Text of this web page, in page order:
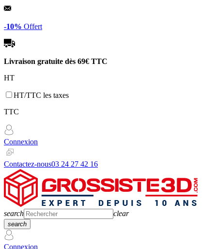
Panneau de gestion des cookies
-10% Offert
Livraison gratuite dès 69€ TTC
HT
HT/TTC les taxes
TTC
Connexion
Contactez-nous03 24 27 42 16
search clear
search
Connexion